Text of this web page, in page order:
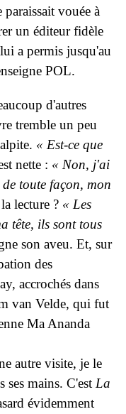
vouée à
un éditeur fidèle
a permis jusqu'au
POL.
d'autres
tremble un peu
« Est-ce que
nette : « Non, j'ai
toute façon, mon
lecture ? « Les
tête, ils sont tous
son aveu. Et, sur
des
accrochés dans
van Velde, qui fut
Ma Ananda
autre visite, je le
mains. C'est La
évidemment